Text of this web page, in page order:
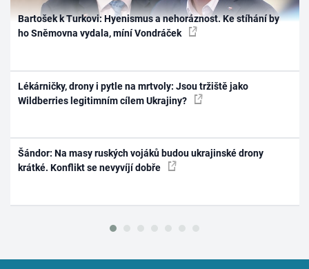
Bartošek k Turkovi: Hyenismus a nehoráznost. Ke stíhání by
ho Sněmovna vydala, míní Vondráček
Lékárničky, drony i pytle na mrtvoly: Jsou tržiště jako
Wildberries legitimním cílem Ukrajiny?
Šándor: Na masy ruských vojáků budou ukrajinské drony
krátké. Konflikt se nevyvíjí dobře